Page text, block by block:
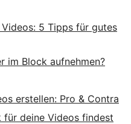
5 Tipps für gutes
im Block aufnehmen?
erstellen: Pro & Contra
für deine Videos findest